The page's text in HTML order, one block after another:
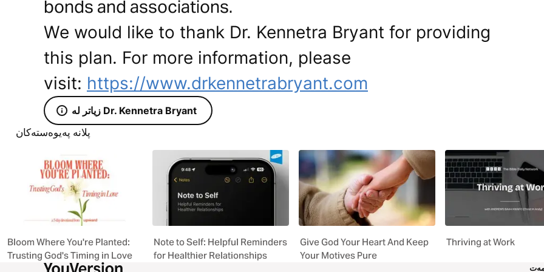
bonds and associations.
We would like to thank Dr. Kennetra Bryant for providing
this plan. For more information, please
visit: https://www.drkennetrabryant.com
زیاتر لە Dr. Kennetra Bryant
پلانە پەیوەستەکان
Bloom Where You're Planted:
Trusting God's Timing in Love
Note to Self: Helpful Reminders
for Healthier Relationships
Give God Your Heart And Keep
Your Motives Pure
Thriving at Work